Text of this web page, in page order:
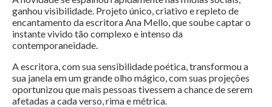
ganhou visibilidade. Projeto único, criativo e repleto de
encantamento da escritora Ana Mello, que soube captar o
instante vivido tão complexo e intenso da
contemporaneidade.
A escritora, com sua sensibilidade poética, transformou a
sua janela em um grande olho mágico, com suas projeções
oportunizou que mais pessoas tivessem a chance de serem
afetadas a cada verso, rima e métrica.